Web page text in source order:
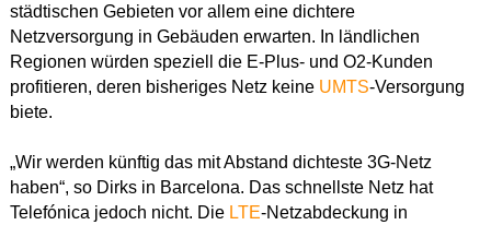
städtischen Gebieten vor allem eine dichtere
Netzversorgung in Gebäuden erwarten. In ländlichen
Regionen würden speziell die E-Plus- und O2-Kunden
profitieren, deren bisheriges Netz keine UMTS-Versorgung
biete.
„Wir werden künftig das mit Abstand dichteste 3G-Netz
haben“, so Dirks in Barcelona. Das schnellste Netz hat
Telefónica jedoch nicht. Die LTE-Netzabdeckung in